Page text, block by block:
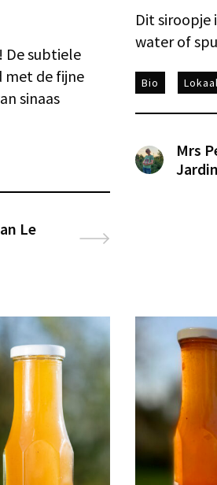
De subtiele
met de fijne
sinaas
Le
Dit siroopje
water of
Bio Lokaal
Mrs